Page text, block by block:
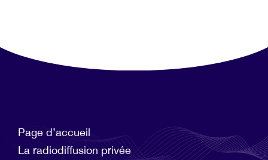
Page d’accueil
La radiodiffusion privée